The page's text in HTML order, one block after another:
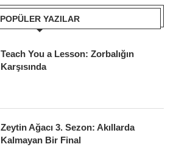
POPÜLER YAZILAR
Teach You a Lesson: Zorbalığın
Karşısında
Zeytin Ağacı 3. Sezon: Akıllarda
Kalmayan Bir Final